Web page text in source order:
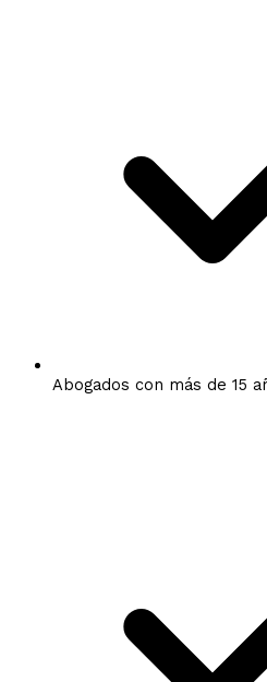
Abogados con más de 15